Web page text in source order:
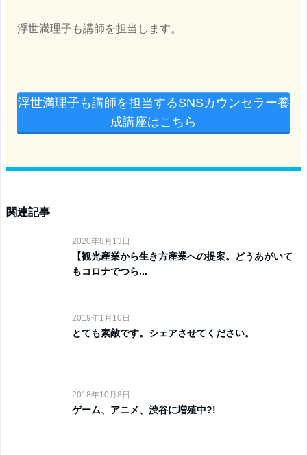
浮世満理子も講師を担当します。
浮世満理子も講師を担当するSNSカウンセラー養
成講座はこちら
関連記事
2020年8月13日
【観光産業から生き方産業への提案。どうあがいて
もコロナでつら...
2019年1月10日
とても素敵です。シェアさせてください。
2018年10月8日
ゲーム、アニメ、渋谷に増殖中?!